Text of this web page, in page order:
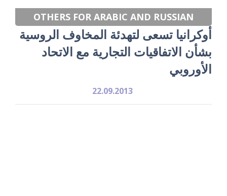
OTHERS FOR ARABIC AND RUSSIAN
أوكرانيا تسعى لتهدئة المخاوف الروسية
بشأن الاتفاقيات التجارية مع الاتحاد
الأوروبي
22.09.2013